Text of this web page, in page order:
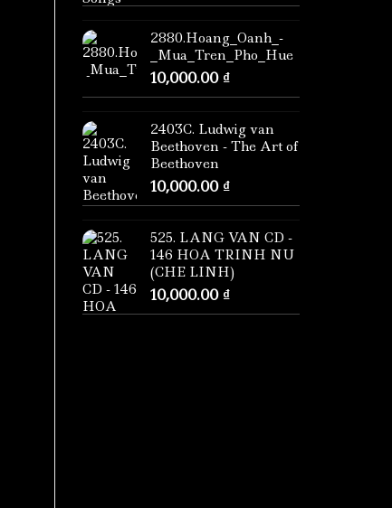
2880.Hoang_Oanh_-
_Mua_Tren_Pho_Hue
10,000.00 ₫
2403C. Ludwig van
Beethoven - The Art of
Beethoven
10,000.00 ₫
525. LANG VAN CD -
146 HOA TRINH NU
(CHE LINH)
10,000.00 ₫